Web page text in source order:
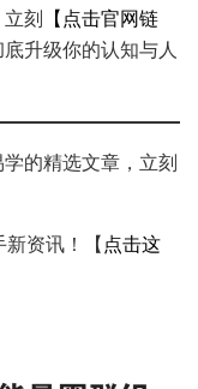
刻 【点击官网链
升级你的认知与人
的精选文章，立刻
新资讯！【 点击这